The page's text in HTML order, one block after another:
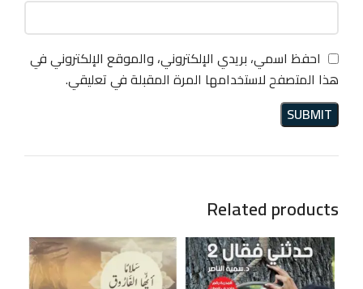
احفظ اسمي، بريدي الإلكتروني، والموقع الإلكتروني في
هذا المتصفح لاستخدامها المرة المقبلة في تعليقي.
Related products